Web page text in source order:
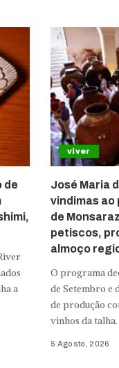
de
a
viver
José Maria
vindimas ao
de
petiscos,
almoço
O programa
de Setembro e
de produção
vinhos da talha.
5 Agosto, 2026